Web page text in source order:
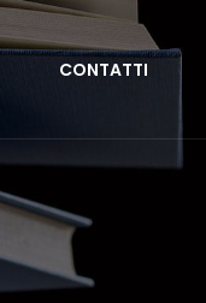
CONTATTI